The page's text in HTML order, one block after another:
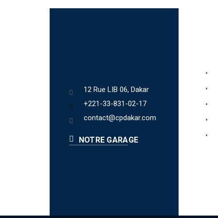
12 Rue LIB 06, Dakar
+221-33-831-02-17
contact@cpdakar.com
NOTRE GARAGE